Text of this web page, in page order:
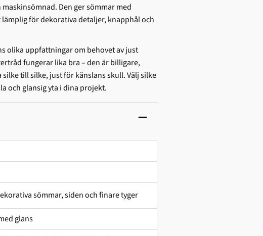
Den ger sömmar med
för dekorativa detaljer, knapphål och
olika uppfattningar om behovet av just
fungerar lika bra – den är billigare,
till silke, just för känslans skull. Välj silke
och glansig yta i dina projekt.
sömmar, siden och finare tyger
glans